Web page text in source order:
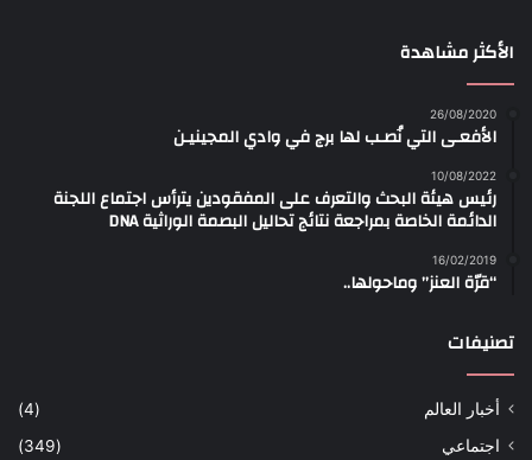
الأكثر مشاهدة
26/08/2020
الأفعـى التي نُصـب لها برج في وادي المجينيـن
10/08/2022
رئيس هيئة البحث والتعرف على المفقودين يترأس اجتماع اللجنة
الدائمة الخاصة بمراجعة نتائج تحاليل البصمة الوراثية DNA
16/02/2019
“قرّة العنز” وماحولها..
تصنيفات
أخبار العالم
(4)
اجتماعي
(349)